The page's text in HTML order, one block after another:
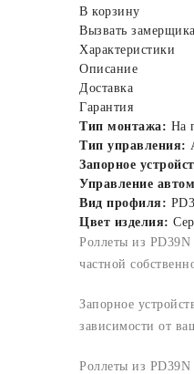
В корзину
Вызвать замерщика
Характеристики
Описание
Доставка
Гарантия
Тип монтажа: На
Тип управления:
Запорное
Управление
Вид профиля:
Цвет изделия:
Роллеты из
частной
Запорное
зависимости от
Роллеты из